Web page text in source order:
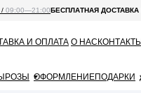
/ 09:00—21:00БЕСПЛАТНАЯ
И ОПЛАТА О НАС
РОЗЫ ОФОРМЛЕНИЕПОДАРКИ